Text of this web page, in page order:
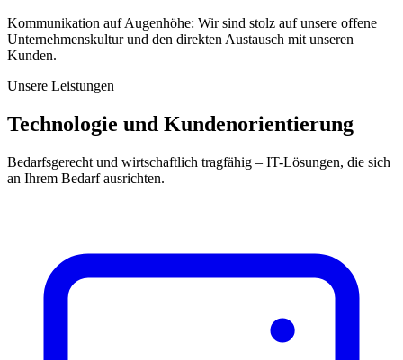
Kommunikation auf Augenhöhe: Wir sind stolz auf unsere offene
Unternehmenskultur und den direkten Austausch mit unseren
Kunden.
Unsere Leistungen
Technologie und Kundenorientierung
Bedarfsgerecht und wirtschaftlich tragfähig – IT-Lösungen, die sich
an Ihrem Bedarf ausrichten.